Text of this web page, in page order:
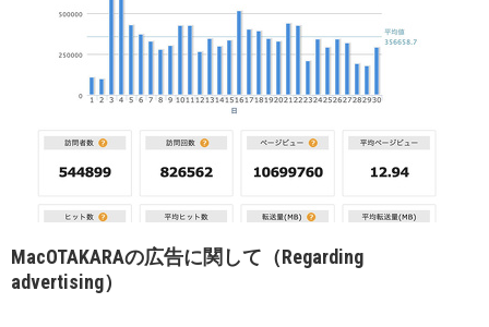
MacOTAKARAの広告に関して（Regarding
advertising）